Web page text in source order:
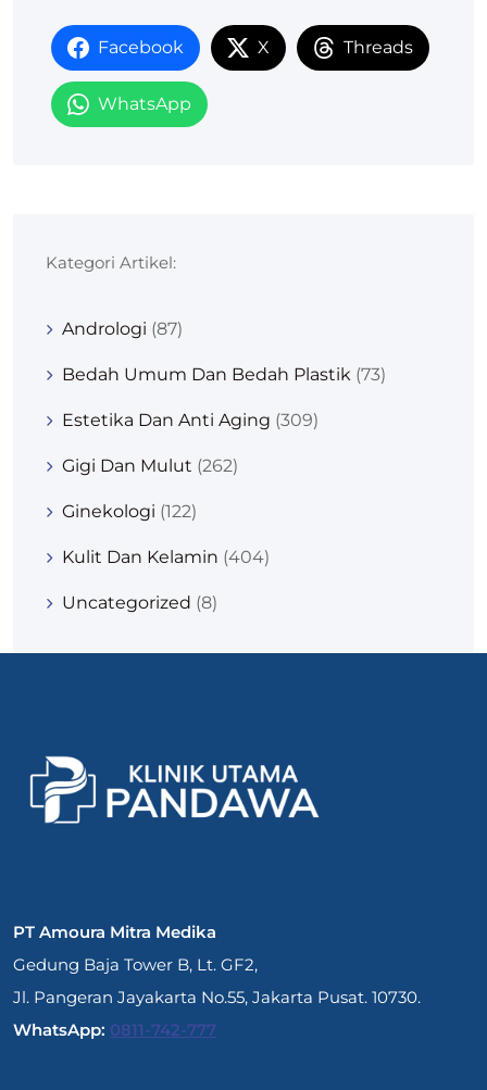
Facebook X Threads
WhatsApp
Kategori Artikel:
Andrologi (87)
Bedah Umum Dan Bedah Plastik (73)
Estetika Dan Anti Aging (309)
Gigi Dan Mulut (262)
Ginekologi (122)
Kulit Dan Kelamin (404)
Uncategorized (8)
PT Amoura Mitra Medika
Gedung Baja Tower B, Lt. GF2,
Jl. Pangeran Jayakarta No.55, Jakarta Pusat. 10730.
WhatsApp: 0811-742-777